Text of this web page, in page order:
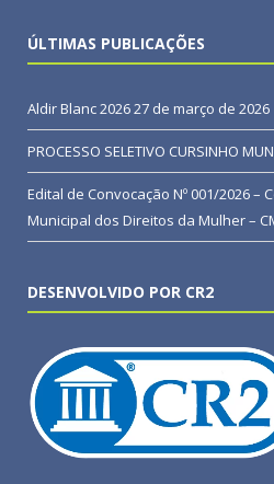
ÚLTIMAS PUBLICAÇÕES
Aldir Blanc 202627 de março de 2026
PROCESSO SELETIVO CURSINHO
Edital de Convocação Nº 001/2026 –
Municipal dos Direitos da Mulher –
DESENVOLVIDO POR CR2